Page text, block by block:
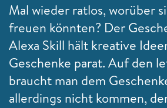
Mal wieder ratlos, worüber
freuen könnten? Der
Alexa Skill hält kreative
Geschenke parat. Auf den
braucht man dem
allerdings nicht kommen,